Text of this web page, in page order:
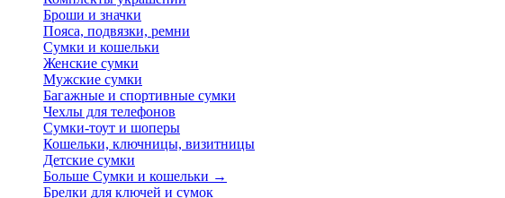
Броши и значки
Пояса, подвязки, ремни
Сумки и кошельки
Женские сумки
Мужские сумки
Багажные и спортивные сумки
Чехлы для телефонов
Сумки-тоут и шоперы
Кошельки, ключницы, визитницы
Детские сумки
Больше Сумки и кошельки →
Брелки для ключей и сумок